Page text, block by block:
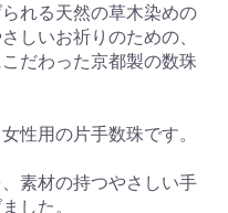
れる天然の草木染めの
しいお祈りのための、
だわった京都製の数珠
性用の片手数珠です。
素材の持つやさしい手
した。